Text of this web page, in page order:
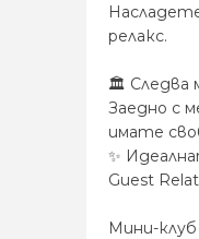
релакс.
🏛️ Следва
Заедно с
имате
✨
Guest
Мини-